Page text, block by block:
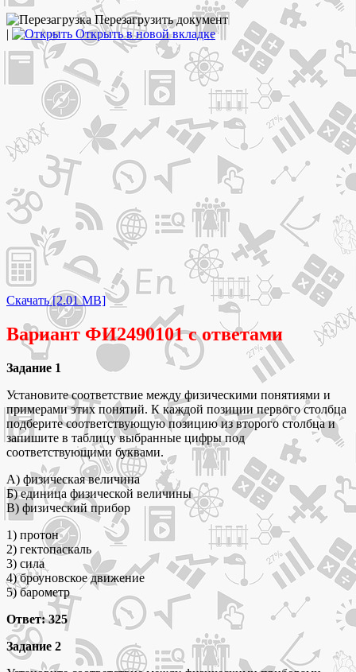
Перезагрузить документ
|
Открыть в новой вкладке
Скачать [2.01 MB]
Вариант ФИ2490101 с ответами
Задание 1
Установите соответствие между физическими понятиями и
примерами этих понятий. К каждой позиции первого столбца
подберите соответствующую позицию из второго столбца и
запишите в таблицу выбранные цифры под
соответствующими буквами.
А) физическая величина
Б) единица физической величины
В) физический прибор
1) протон
2) гектопаскаль
3) сила
4) броуновское движение
5) барометр
Ответ: 325
Задание 2